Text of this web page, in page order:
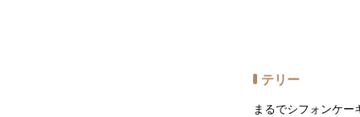
テリー
まるでシフォンケ